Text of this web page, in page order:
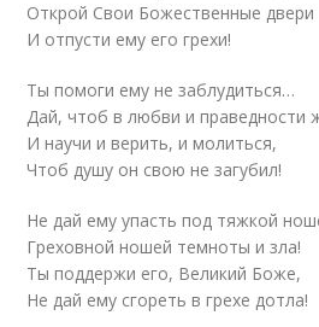
Открой Свои Божественные двери
И отпусти ему его грехи!
Ты помоги ему не заблудиться…
Дай, чтоб в любви и праведности
И научи и верить, и молиться,
Чтоб душу он свою не загубил!
Не дай ему упасть под тяжкой
Греховной ношей темноты и зла!
Ты поддержи его, Великий Боже,
Не дай ему сгореть в грехе дотла!